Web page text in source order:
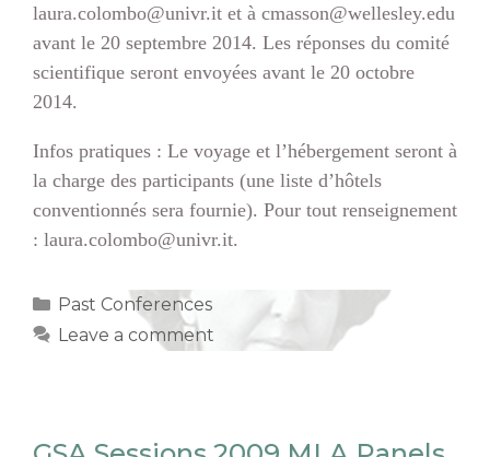
laura.colombo@univr.it et à cmasson@wellesley.edu
avant le 20 septembre 2014. Les réponses du comité
scientifique seront envoyées avant le 20 octobre
2014.
Infos pratiques : Le voyage et l’hébergement seront à
la charge des participants (une liste d’hôtels
conventionnés sera fournie). Pour tout renseignement
: laura.colombo@univr.it.
Categories
Past Conferences
Leave a comment